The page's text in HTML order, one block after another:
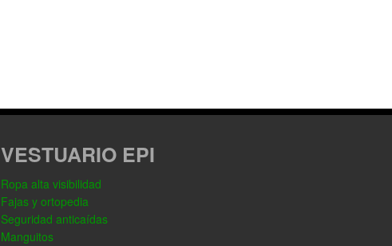
VESTUARIO EPI
Ropa alta visibilidad
Fajas y ortopedia
Seguridad anticaídas
Manguitos